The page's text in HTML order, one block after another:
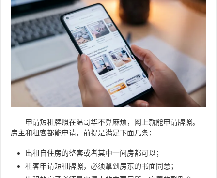
申请短租牌照在温哥华不算麻烦，网上就能申请牌照。
房主和租客都能申请，前提是满足下面几条：
出租自住房的整套或者其中一间房都可以；
租客申请短租牌照，必须拿到房东的书面同意；